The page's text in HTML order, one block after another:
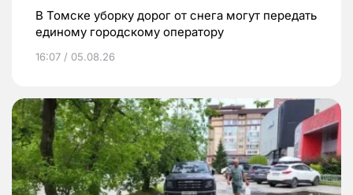
В Томске уборку дорог от снега могут передать
единому городскому оператору
16:07 / 05.08.26